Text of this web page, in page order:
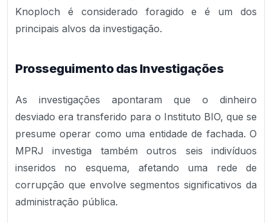
Knoploch é considerado foragido e é um dos
principais alvos da investigação.
Prosseguimento das Investigações
As investigações apontaram que o dinheiro
desviado era transferido para o Instituto BIO, que se
presume operar como uma entidade de fachada. O
MPRJ investiga também outros seis indivíduos
inseridos no esquema, afetando uma rede de
corrupção que envolve segmentos significativos da
administração pública.